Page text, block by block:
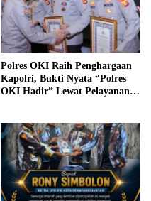
Polres OKI Raih Penghargaan
Kapolri, Bukti Nyata “Polres
OKI Hadir” Lewat Pelayanan